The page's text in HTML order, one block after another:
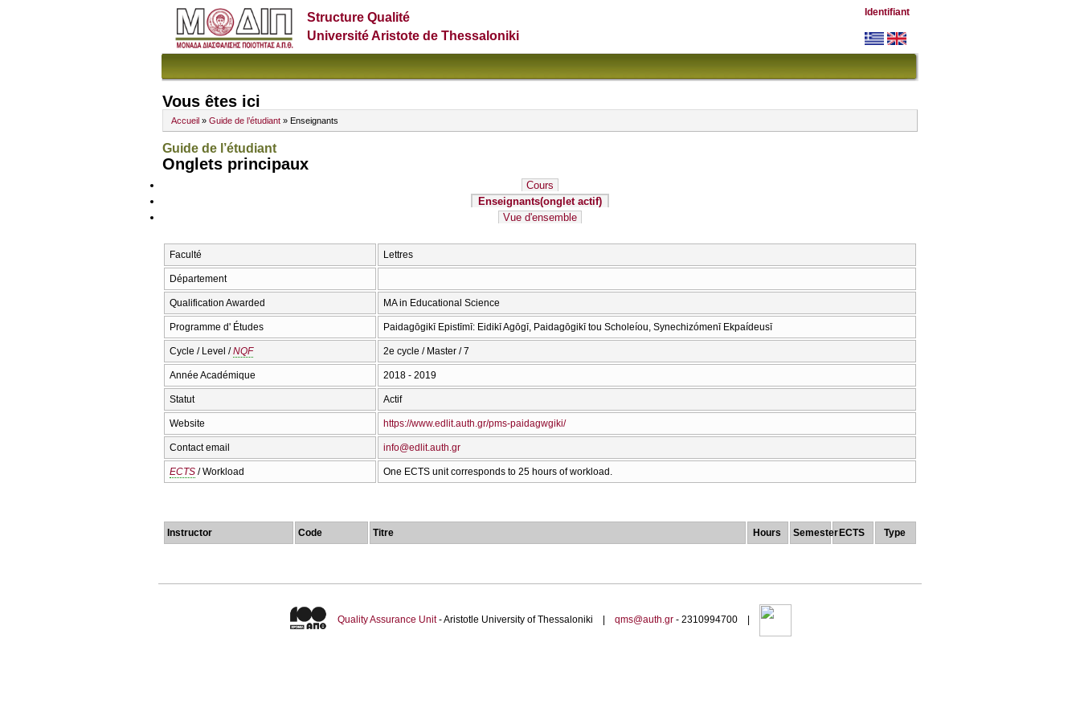
Structure Qualité
Université Aristote de Thessaloniki
Identifiant
Vous êtes ici
Accueil » Guide de l’étudiant » Enseignants
Guide de l’étudiant
Onglets principaux
Cours
Enseignants(onglet actif)
Vue d'ensemble
Faculté Lettres
Département
Qualification Awarded MA in Educational Science
Programme d' Études Paidagōgikī Epistīmī: Eidikī Agōgī, Paidagōgikī tou Scholeíou, Synechizómenī Ekpaídeusī
Cycle / Level /NQF 2e cycle / Master / 7
Année Académique 2018 - 2019
Statut Actif
Website https://www.edlit.auth.gr/pms-paidagwgiki/
Contact email info@edlit.auth.gr
ECTS / Workload One ECTS unit corresponds to 25 hours of workload.
Instructor Code Titre Hours Semester ECTS Type
Quality Assurance Unit- Aristotle University of Thessaloniki | qms@auth.gr- 2310994700 |